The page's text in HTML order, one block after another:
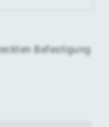
Befestigung